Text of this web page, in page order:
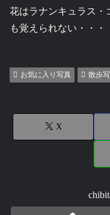
花はラナンキュラス・
も覚えられない・・・
お気に入り写真 散歩
X